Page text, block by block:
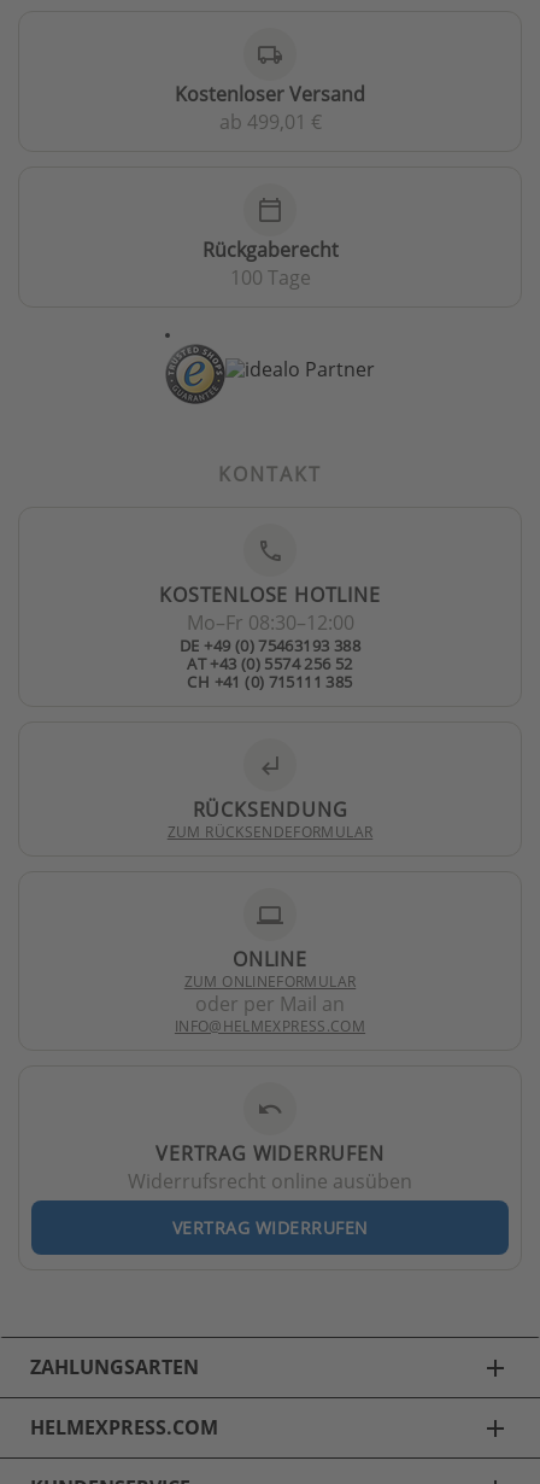
local_shipping
Kostenloser Versand
ab 499,01 €
calendar_today
Rückgaberecht
100 Tage
KONTAKT
phone
KOSTENLOSE HOTLINE
Mo–Fr 08:30–12:00
DE +49 (0) 75463193 388
AT +43 (0) 5574 256 52
CH +41 (0) 715111 385
subdirectory_arrow_left
RÜCKSENDUNG
ZUM RÜCKSENDEFORMULAR
laptop
ONLINE
ZUM ONLINEFORMULAR
oder per Mail an
INFO@HELMEXPRESS.COM
undo
VERTRAG WIDERRUFEN
Widerrufsrecht online ausüben
VERTRAG WIDERRUFEN
ZAHLUNGSARTEN add
HELMEXPRESS.COM add